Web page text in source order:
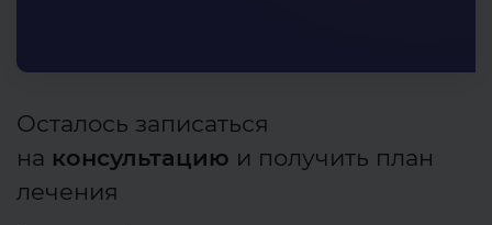
Осталось записаться
на консультацию и получить план
лечения